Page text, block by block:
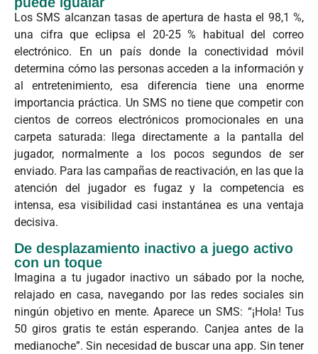
Los SMS alcanzan tasas de apertura de hasta el 98,1 %,
una cifra que eclipsa el 20-25 % habitual del correo
electrónico. En un país donde la conectividad móvil
determina cómo las personas acceden a la información y
al entretenimiento, esa diferencia tiene una enorme
importancia práctica. Un SMS no tiene que competir con
cientos de correos electrónicos promocionales en una
carpeta saturada: llega directamente a la pantalla del
jugador, normalmente a los pocos segundos de ser
enviado. Para las campañas de reactivación, en las que la
atención del jugador es fugaz y la competencia es
intensa, esa visibilidad casi instantánea es una ventaja
decisiva.
De desplazamiento inactivo a juego activo
con un toque
Imagina a tu jugador inactivo un sábado por la noche,
relajado en casa, navegando por las redes sociales sin
ningún objetivo en mente. Aparece un SMS: “¡Hola! Tus
50 giros gratis te están esperando. Canjea antes de la
medianoche”. Sin necesidad de buscar una app. Sin tener